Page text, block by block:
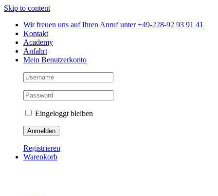
Skip to content
Wir freuen uns auf Ihren Anruf unter +49-228-92 93 91 41
Kontakt
Academy
Anfahrt
Mein Benutzerkonto
Eingeloggt bleiben
Registrieren
Warenkorb